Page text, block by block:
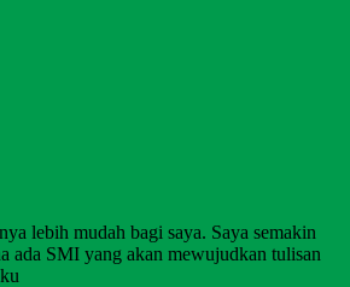
lebih mudah bagi saya. Saya semakin
ada SMI yang akan mewujudkan tulisan